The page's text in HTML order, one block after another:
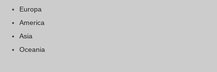
Europa
America
Asia
Oceania